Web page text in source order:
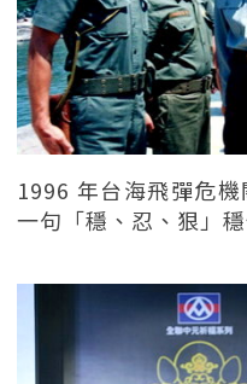
1996 年台海飛彈危
一句「穩、忍、狠」